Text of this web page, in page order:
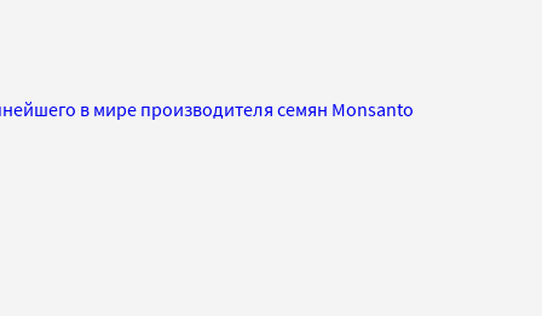
в мире производителя семян Monsanto